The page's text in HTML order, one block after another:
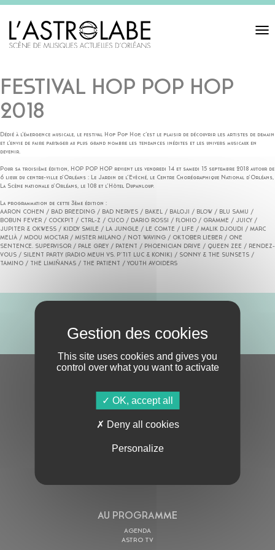
Toggle
FESTIVAL HOP POP HOP
2018
Dédié à l’émergence musicale, le festival Hop Pop Hop, c’est le plaisir de découvrir les artistes de demain
et l’envie de faire partager au plus grand nombre les tendances inédites et les univers musicaux en
devenir.
Pour sa troisième édition, HOP POP HOP revient les vendredi 14 et samedi 15 septembre 2018 autour de
6 lieux du centre-ville d’Orléans : Le Jardin de l’Evêché, le Centre Chorégraphique National d’Orléans,
La Scène nationale d’Orléans, le 108 et l’Hôtel Dupanloup.
La programmation de cette 3ème édition :
AARON COHEN / BAD BREEDING / BAD NERVES / BAKEL / BALOJI / BLOW / BLU SAMU /
BOBUN FEVER / COCKPIT / CTRL-Z / CUCO / DARIO ROSSI / FLOHIO / GRAMME / JUICY /
JUPITER & OKWESS / KIDDY SMILE / LA JUNGLE / LE COMTE / LIFE / MALIK DJOUDI / MARC
MELIÀ / MDOU MOCTAR / MISTER MILANO / NOT WAVING / OKTOBER LIEBER / ONE
SENTENCE. SUPERVISOR / PALE GREY / PATENT / PHOENICIAN DRIVE / QUEEN ZEE / RENDEZ-
VOUS / SILENT PARTY (RADIO MEUH VS. P’TIT LUC & KONIK) / SONNY & THE SUNSETS /
TAMINO / THE LIMIÑANAS / THE PATIENT / YOUTH AVOIDERS
AU PROGRAMME
AGENDA
ASTRO TV
This site uses cookies and gives you
control over what you want to activate
OK, accept all
Deny all cookies
Personalize